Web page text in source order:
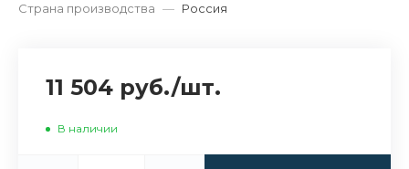
Страна производства — Россия
11 504 руб./шт.
В наличии